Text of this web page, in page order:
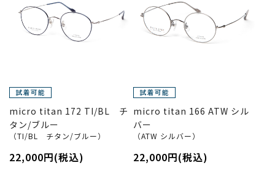
micro titan 172 TI/BL チ
タン/ブルー
（TI/BL チタン/ブルー）
22,000円(税込)
micro titan 166 ATW シル
バー
（ATW シルバー）
22,000円(税込)